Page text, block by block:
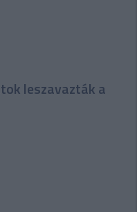
leszavazták a